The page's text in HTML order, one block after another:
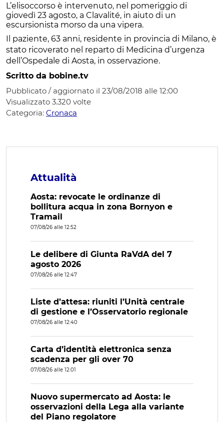
L’elisoccorso è intervenuto, nel pomeriggio di
giovedì 23 agosto, a Clavalité, in aiuto di un
escursionista morso da una vipera.
Il paziente, 63 anni, residente in provincia di Milano, è
stato ricoverato nel reparto di Medicina d’urgenza
dell’Ospedale di Aosta, in osservazione.
Scritto da bobine.tv
Pubblicato / aggiornato il 23/08/2018 alle 12:00
Visualizzato 3.320 volte
Categoria: Cronaca
Attualità
Aosta: revocate le ordinanze di
bollitura acqua in zona Bornyon e
Tramail
07/08/26 alle 12:52
Le delibere di Giunta RaVdA del 7
agosto 2026
07/08/26 alle 12:47
Liste d’attesa: riuniti l’Unità centrale
di gestione e l’Osservatorio regionale
07/08/26 alle 12:40
Carta d’identità elettronica senza
scadenza per gli over 70
07/08/26 alle 12:01
Nuovo supermercato ad Aosta: le
osservazioni della Lega alla variante
del Piano regolatore